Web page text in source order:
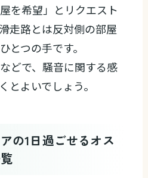
を希望」とリクエスト
走路とは反対側の部屋
とつの手です。
どで、騒音に関する感
とよいでしょう。
の1日過ごせるオス